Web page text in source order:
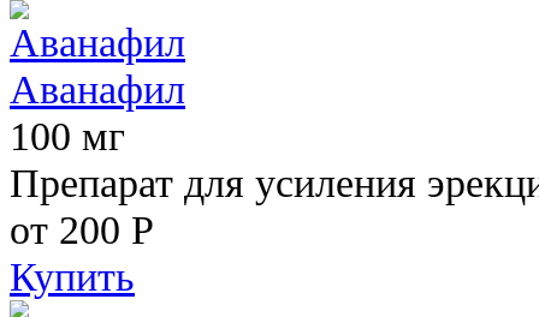
Аванафил
100 мг
Препарат для усиления
от 200 Р
Купить